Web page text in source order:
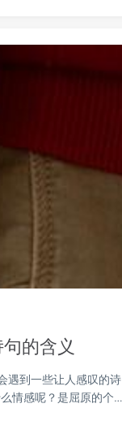
的含义
遇到一些让人感叹的诗
情感呢？是屈原的个…